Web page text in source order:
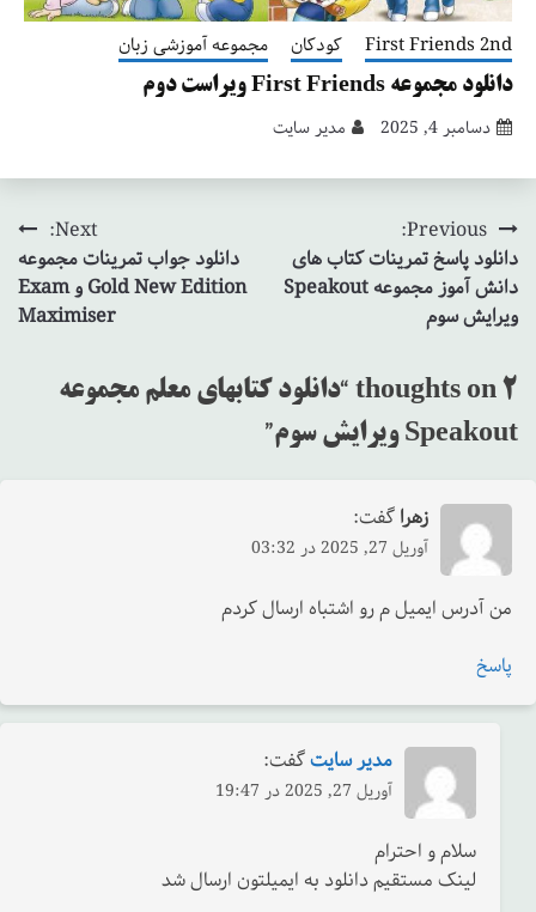
First Friends 2nd کودکان مجموعه آموزشی زبان
دانلود مجموعه First Friends ویراست دوم
دسامبر 4, 2025 مدیر سایت
راهبری
نوشته
Previous:
دانلود پاسخ تمرینات کتاب های
دانش آموز مجموعه Speakout
ویرایش سوم
Next:
دانلود جواب تمرینات مجموعه
Gold New Edition و Exam
Maximiser
2 thoughts on “
دانلود کتابهای معلم مجموعه
Speakout ویرایش سوم
”
زهراگفت:
آوریل 27, 2025 در 03:32
من آدرس ایمیل م رو اشتباه ارسال کردم
پاسخ
مدیر سایتگفت:
آوریل 27, 2025 در 19:47
سلام و احترام
لینک مستقیم دانلود به ایمیلتون ارسال شد